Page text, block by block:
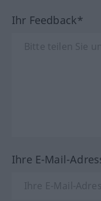
Ihr Feedback*
Ihre E-Mail-